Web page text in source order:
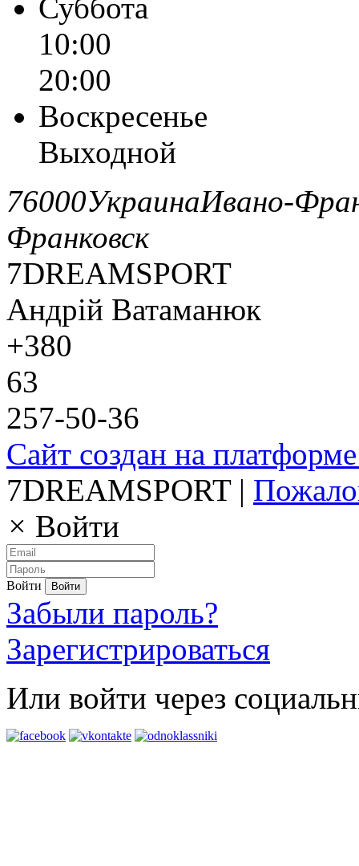
Суббота
10:00
20:00
Воскресенье
Выходной
76000УкраинаИвано-
Франковск
7DREAMSPORT
Андрій Ватаманюк
+380
63
257-50-36
Сайт создан на
7DREAMSPORT |
× Войти
Войти
Забыли пароль?
Зарегистрироваться
Или войти через